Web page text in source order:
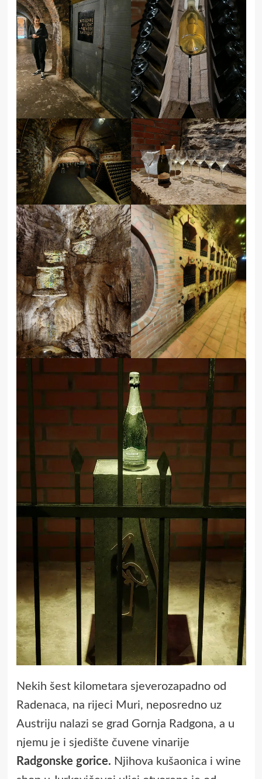
Nekih šest kilometara sjeverozapadno od
Radenaca, na rijeci Muri, neposredno uz
Austriju nalazi se grad Gornja Radgona, a u
njemu je i sjedište čuvene vinarije
Radgonske gorice. Njihova kušaonica i wine